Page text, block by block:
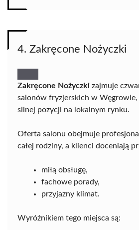
4. Zakręcone Nożyczki
Zakręcone Nożyczki zajmuje
salonów fryzjerskich w Węgrowie,
silnej pozycji na lokalnym rynku.
Oferta salonu obejmuje
całej rodziny, a klienci doceniają
miłą obsługę,
fachowe porady,
przyjazny klimat.
Wyróżnikiem tego miejsca są: